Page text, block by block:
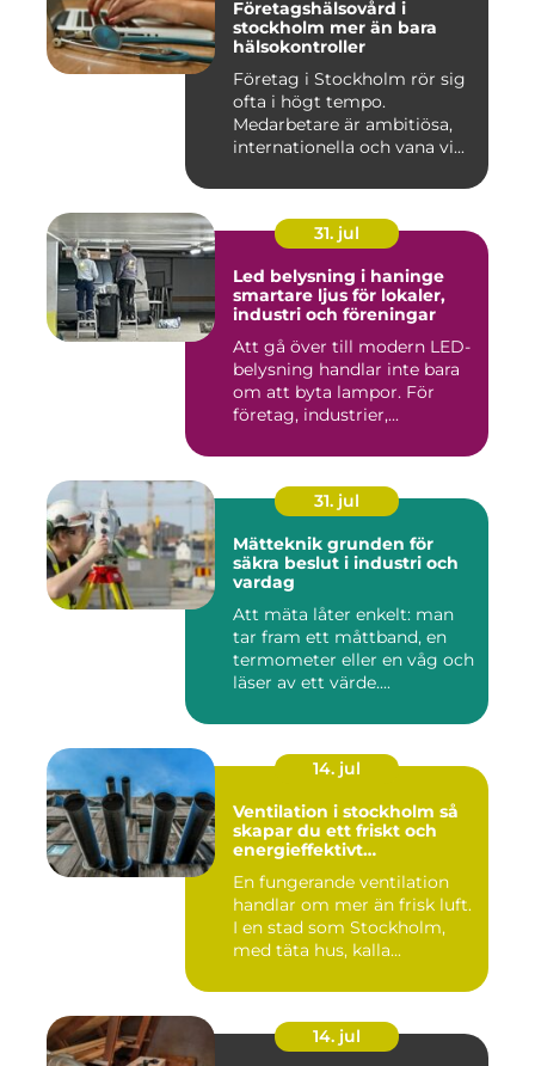
Företagshälsovård i
stockholm mer än bara
hälsokontroller
Företag i Stockholm rör sig
ofta i högt tempo.
Medarbetare är ambitiösa,
internationella och vana vi...
31. jul
Led belysning i haninge
smartare ljus för lokaler,
industri och föreningar
Att gå över till modern LED-
belysning handlar inte bara
om att byta lampor. För
företag, industrier,...
31. jul
Mätteknik grunden för
säkra beslut i industri och
vardag
Att mäta låter enkelt: man
tar fram ett måttband, en
termometer eller en våg och
läser av ett värde....
14. jul
Ventilation i stockholm så
skapar du ett friskt och
energieffektivt
En fungerande ventilation
handlar om mer än frisk luft.
I en stad som Stockholm,
med täta hus, kalla...
14. jul